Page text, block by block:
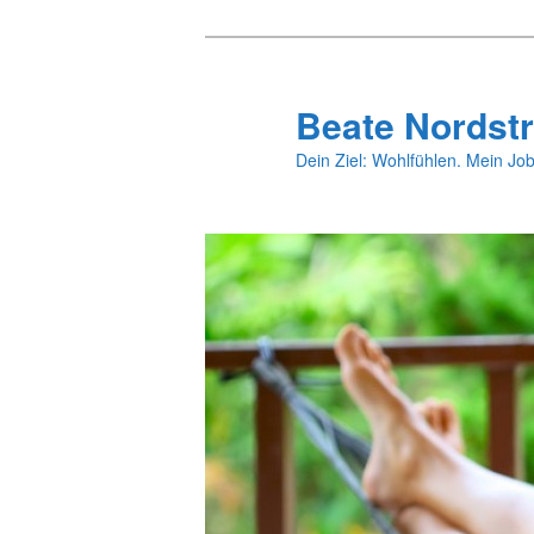
Beate
Dein Ziel: Wohlfühlen. Mein